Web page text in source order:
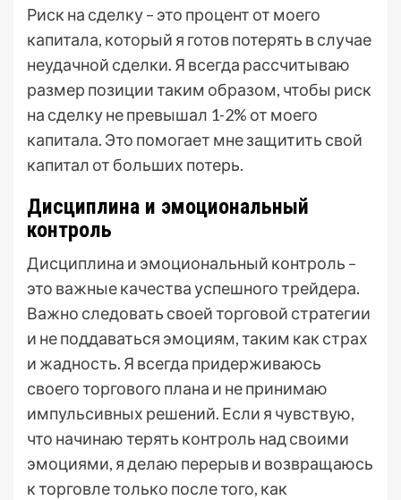
Риск на сделку – это процент от моего
капитала, который я готов потерять в случае
неудачной сделки. Я всегда рассчитываю
размер позиции таким образом, чтобы риск
на сделку не превышал 1-2% от моего
капитала. Это помогает мне защитить свой
капитал от больших потерь.
Дисциплина и эмоциональный
контроль
Дисциплина и эмоциональный контроль –
это важные качества успешного трейдера.
Важно следовать своей торговой стратегии
и не поддаваться эмоциям, таким как страх
и жадность. Я всегда придерживаюсь
своего торгового плана и не принимаю
импульсивных решений. Если я чувствую,
что начинаю терять контроль над своими
эмоциями, я делаю перерыв и возвращаюсь
к торговле только после того, как